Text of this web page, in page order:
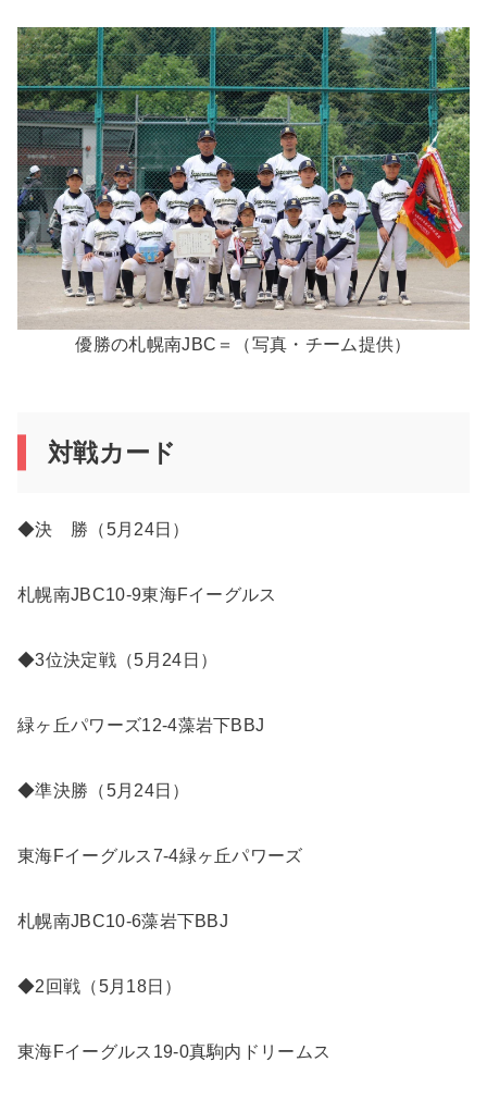
優勝の札幌南JBC＝（写真・チーム提供）
対戦カード
◆決 勝（5月24日）
札幌南JBC10-9東海Fイーグルス
◆3位決定戦（5月24日）
緑ヶ丘パワーズ12-4藻岩下BBJ
◆準決勝（5月24日）
東海Fイーグルス7-4緑ヶ丘パワーズ
札幌南JBC10-6藻岩下BBJ
◆2回戦（5月18日）
東海Fイーグルス19-0真駒内ドリームス